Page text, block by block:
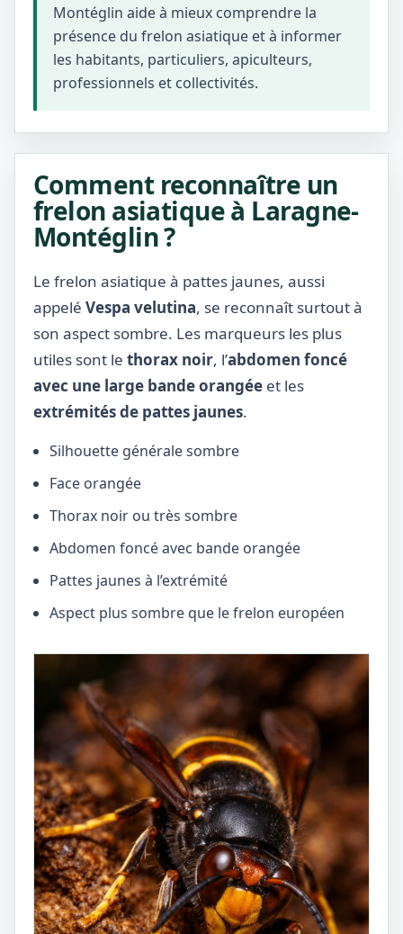
Montéglin aide à mieux comprendre la
présence du frelon asiatique et à informer
les habitants, particuliers, apiculteurs,
professionnels et collectivités.
Comment reconnaître un
frelon asiatique à Laragne-
Montéglin ?
Le frelon asiatique à pattes jaunes, aussi
appelé Vespa velutina, se reconnaît surtout à
son aspect sombre. Les marqueurs les plus
utiles sont le thorax noir, l’abdomen foncé
avec une large bande orangée et les
extrémités de pattes jaunes.
Silhouette générale sombre
Face orangée
Thorax noir ou très sombre
Abdomen foncé avec bande orangée
Pattes jaunes à l’extrémité
Aspect plus sombre que le frelon européen